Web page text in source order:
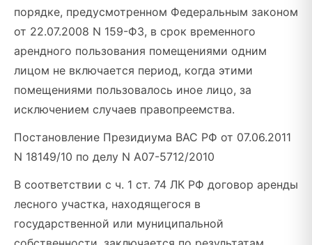
порядке, предусмотренном Федеральным законом
от 22.07.2008 N 159-ФЗ, в срок временного
арендного пользования помещениями одним
лицом не включается период, когда этими
помещениями пользовалось иное лицо, за
исключением случаев правопреемства.
Постановление Президиума ВАС РФ от 07.06.2011
N 18149/10 по делу N А07-5712/2010
В соответствии с ч. 1 ст. 74 ЛК РФ договор аренды
лесного участка, находящегося в
государственной или муниципальной